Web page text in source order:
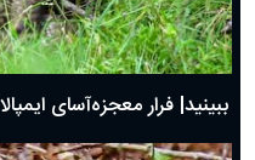
ببینید| فرار معجزه‌آسای